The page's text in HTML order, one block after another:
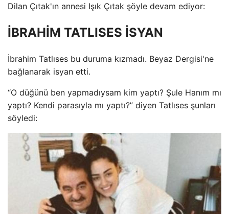
Dilan Çıtak'ın annesi Işık Çıtak şöyle devam ediyor:
İBRAHİM TATLISES İSYAN
İbrahim Tatlıses bu duruma kızmadı. Beyaz Dergisi'ne
bağlanarak isyan etti.
“O düğünü ben yapmadıysam kim yaptı? Şule Hanım mı
yaptı? Kendi parasıyla mı yaptı?” diyen Tatlıses şunları
söyledi: